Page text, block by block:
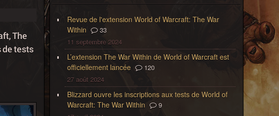
The
de tests
Revue de l'extension World of Warcraft: The War
Within
33
11 septembre 2024
L’extension The War Within de World of Warcraft est
officiellement lancée
120
27 août 2024
Blizzard ouvre les inscriptions aux tests de World of
Warcraft: The War Within
9